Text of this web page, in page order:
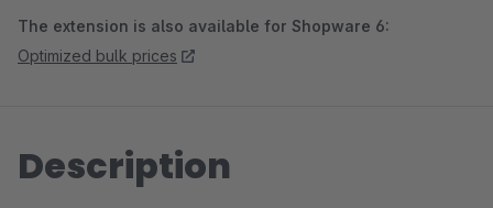
The extension is also available for Shopware 6:
Optimized bulk prices
Description